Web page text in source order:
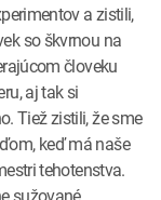
a zistili,
so škvrnou na
človeku
aj tak si
Tiež zistili, že sme
keď má naše
tehotenstva.